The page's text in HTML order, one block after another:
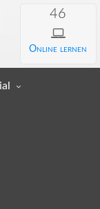
46
Online lernen